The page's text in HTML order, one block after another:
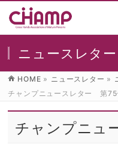
ニュースレター
HOME » ニュースレター »
チャンプニュースレター 第75
チャンプニュ